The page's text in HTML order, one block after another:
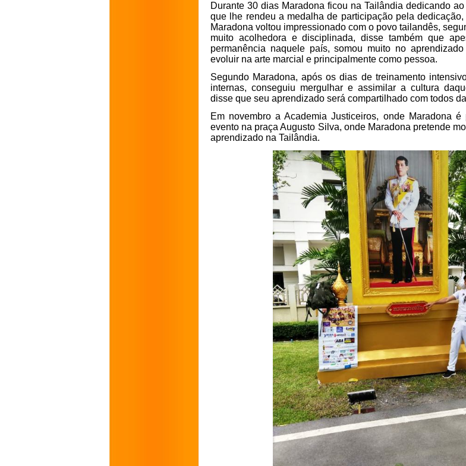
Durante 30 dias Maradona ficou na Tailândia dedicando
que lhe rendeu a medalha de participação pela
Maradona voltou impressionado com o povo tailandês,
muito acolhedora e disciplinada, disse também que
permanência naquele país, somou muito no
evoluir na arte marcial e principalmente como pessoa.
Segundo Maradona, após os dias de treinamento
internas, conseguiu mergulhar e assimilar a cultura
disse que seu aprendizado será compartilhado com todos
Em novembro a Academia Justiceiros, onde Maradona é
evento na praça Augusto Silva, onde Maradona pretende
aprendizado na Tailândia.